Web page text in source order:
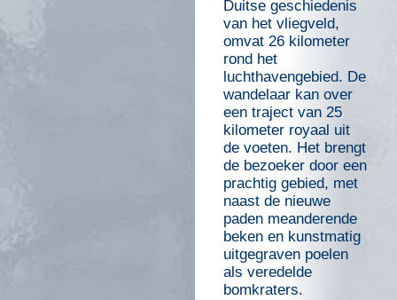
Duitse geschiedenis
van het vliegveld,
omvat 26 kilometer
rond het
luchthavengebied. De
wandelaar kan over
een traject van 25
kilometer royaal uit
de voeten. Het brengt
de bezoeker door een
prachtig gebied, met
naast de nieuwe
paden meanderende
beken en kunstmatig
uitgegraven poelen
als veredelde
bomkraters.